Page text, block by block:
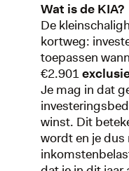
Wat is de KIA?
De
kortweg:
toepassen
€2.901
Je mag in dat
winst. Dit
wordt en je dus